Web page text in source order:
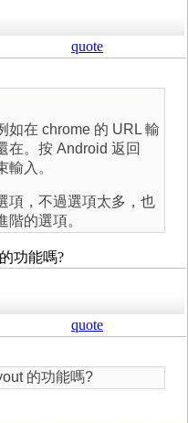
quote
如在 chrome 的 URL 輸
在。按 Android 返回
入。
項，不過選項太多，也
的選項。
功能嗎?
quote
的功能嗎?